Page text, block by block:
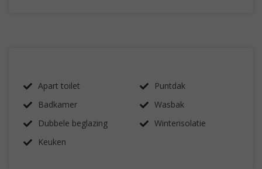
Apart toilet
Badkamer
Dubbele beglazing
Keuken
Puntdak
Wasbak
Winterisolatie